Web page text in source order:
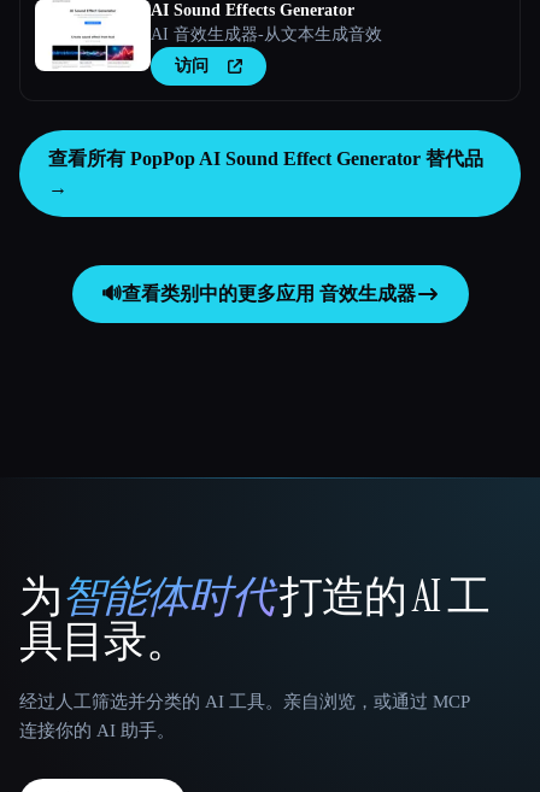
AI Sound Effects Generator
AI 音效生成器-从文本生成音效
访问
查看所有 PopPop AI Sound Effect Generator 替代品
→
🔊查看类别中的更多应用 音效生成器
That AI Collection
为智能体时代打造的 AI 工
具目录。
经过人工筛选并分类的 AI 工具。亲自浏览，或通过 MCP
连接你的 AI 助手。